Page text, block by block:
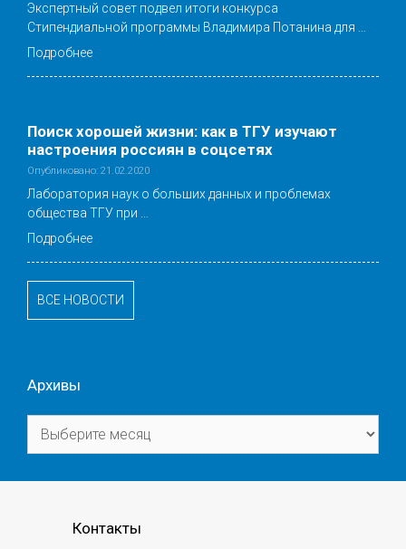
Экспертный совет подвел итоги конкурса
Стипендиальной программы Владимира Потанина для …
Подробнее
Поиск хорошей жизни: как в ТГУ изучают
настроения россиян в соцсетях
Опубликовано: 21.02.2020
Лаборатория наук о больших данных и проблемах
общества ТГУ при …
Подробнее
ВСЕ НОВОСТИ
Архивы
Контакты